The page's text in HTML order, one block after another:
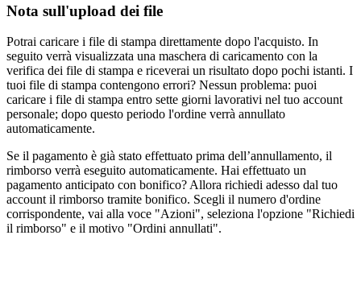
Nota sull'upload dei file
Potrai caricare i file di stampa direttamente dopo l'acquisto. In
seguito verrà visualizzata una maschera di caricamento con la
verifica dei file di stampa e riceverai un risultato dopo pochi istanti. I
tuoi file di stampa contengono errori? Nessun problema: puoi
caricare i file di stampa entro sette giorni lavorativi nel tuo account
personale; dopo questo periodo l'ordine verrà annullato
automaticamente.
Se il pagamento è già stato effettuato prima dell’annullamento, il
rimborso verrà eseguito automaticamente. Hai effettuato un
pagamento anticipato con bonifico? Allora richiedi adesso dal tuo
account il rimborso tramite bonifico. Scegli il numero d'ordine
corrispondente, vai alla voce "Azioni", seleziona l'opzione "Richiedi
il rimborso" e il motivo "Ordini annullati".